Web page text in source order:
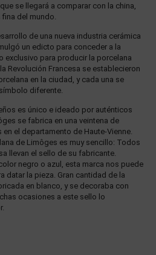
se llegará a comparar con la china,
del mundo.
de una nueva industria cerámica
un edicto para conceder a la
exclusivo para producir la porcelana
Revolución Francesa se establecieron
en la ciudad, y cada una se
diferente.
es único e ideado por auténticos
se fabrica en una veintena de
el departamento de Haute-Vienne.
de Limôges es muy sencillo: Todos
llevan el sello de su fabricante.
negro o azul, esta marca nos puede
datar la pieza. Gran cantidad de la
en blanco, y se decoraba con
ocasiones a este sello lo